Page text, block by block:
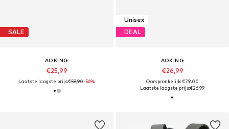
SALE
AOKING
€25,99
Laatste laagste prijs:€59,90-56%
Unisex
DEAL
AOKING
€26,99
Oorspronkelijk: €79,00
Laatste laagste prijs:€26,99